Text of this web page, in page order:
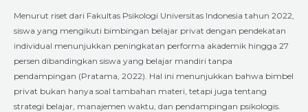
Menurut riset dari Fakultas Psikologi Universitas Indonesia tahun 2022,
siswa yang mengikuti bimbingan belajar privat dengan pendekatan
individual menunjukkan peningkatan performa akademik hingga 27
persen dibandingkan siswa yang belajar mandiri tanpa
pendampingan (Pratama, 2022). Hal ini menunjukkan bahwa bimbel
privat bukan hanya soal tambahan materi, tetapi juga tentang
strategi belajar, manajemen waktu, dan pendampingan psikologis.